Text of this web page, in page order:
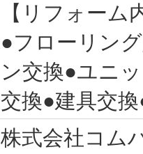
【リフォーム
●フローリン
ン交換●ユニ
交換●建具交
株式会社コム